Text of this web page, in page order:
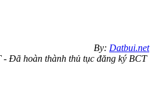
By: Datbui.net
Đã hoàn thành thủ tục đăng ký BCT